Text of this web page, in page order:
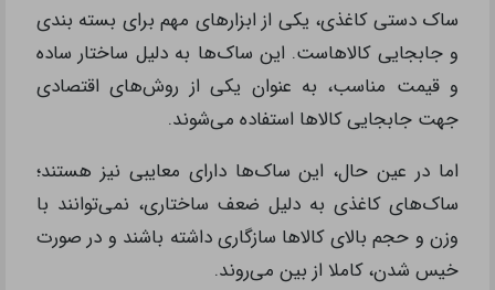
ساک دستی کاغذی، یکی از ابزارهای مهم برای بسته بندی
و جابجایی کالاهاست. این ساک‌ها به دلیل ساختار ساده
و قیمت مناسب، به عنوان یکی از روش‌های اقتصادی
جهت جابجایی کالاها استفاده می‌شوند.
اما در عین حال، این ساک‌ها دارای معایبی نیز هستند؛
ساک‌های کاغذی به دلیل ضعف ساختاری، نمی‌توانند با
وزن و حجم بالای کالاها سازگاری داشته باشند و در صورت
خیس شدن، کاملا از بین می‌روند.